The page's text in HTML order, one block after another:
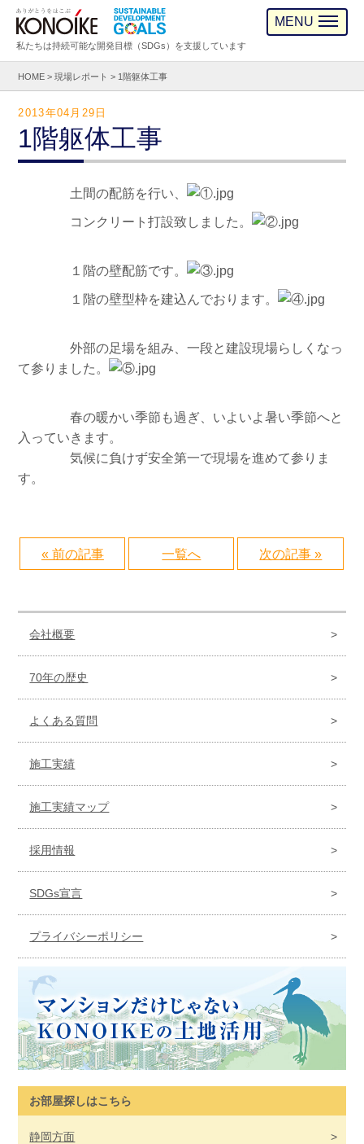
私たちは持続可能な開発目標（SDGs）を支援しています
MENU
HOME >現場レポート > 1階躯体工事
2013年04月29日
1階躯体工事
土間の配筋を行い、
コンクリート打設致しました。
１階の壁配筋です。
１階の壁型枠を建込んでおります。
外部の足場を組み、一段と建設現場らしくなっ
て参りました。
春の暖かい季節も過ぎ、いよいよ暑い季節へと
入っていきます。
気候に負けず安全第一で現場を進めて参りま
す。
« 前の記事 一覧へ 次の記事 »
会社概要
70年の歴史
よくある質問
施工実績
施工実績マップ
採用情報
SDGs宣言
プライバシーポリシー
お部屋探しはこちら
静岡方面